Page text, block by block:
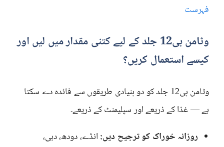
فہرست
وٹامن بی12 جلد کے لیے کتنی مقدار میں لیں اور
کیسے استعمال کریں؟
وٹامن بی12 جلد کو دو بنیادی طریقوں سے فائدہ دے سکتا
ہے — غذا کے ذریعے اور سپلیمنٹ کے ذریعے۔
روزانہ خوراک کو ترجیح دیں: انڈے، دودھ، دہی،